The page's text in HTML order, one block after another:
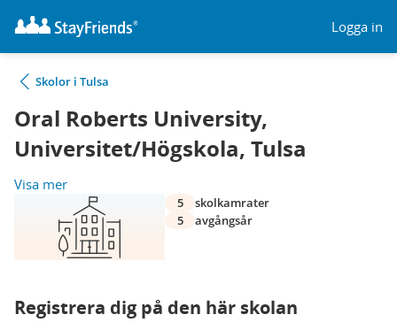
Logga in
Skolor i Tulsa
Oral Roberts University,
Universitet/Högskola, Tulsa
Visa mer
5
skolkamrater
5
avgångsår
Registrera dig på den här skolan